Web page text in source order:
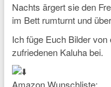
Nachts ärgert sie den
im Bett rumturnt und
Ich füge Euch Bilder
zufriedenen Kaluha bei.
Amazon Wunschliste: